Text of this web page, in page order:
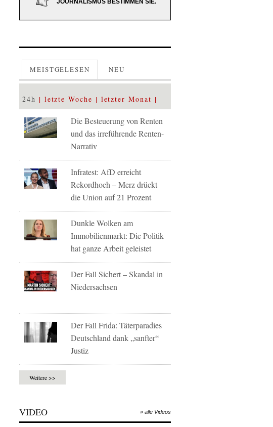
JOURNALISMUS BESTIMMEN SIE.
MEISTGELESEN NEU
24h letzte Woche letzter Monat
Die Besteuerung von Renten
und das irreführende Renten-
Narrativ
Infratest: AfD erreicht
Rekordhoch – Merz drückt
die Union auf 21 Prozent
Dunkle Wolken am
Immobilienmarkt: Die Politik
hat ganze Arbeit geleistet
Der Fall Sichert – Skandal in
Niedersachsen
Der Fall Frida: Täterparadies
Deutschland dank „sanfter“
Justiz
Weitere >>
VIDEO » alle Videos